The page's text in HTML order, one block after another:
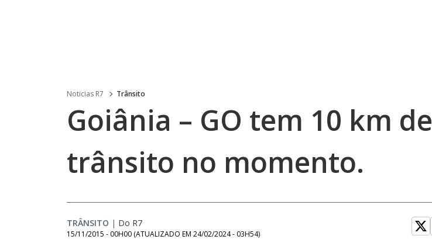
Noticias R7 Trânsito
Goiânia – GO tem 10 km de
trânsito no momento.
TRÂNSITO | Do R7
15/11/2015 - 00H00 (ATUALIZADO EM 24/02/2024 - 03H54)